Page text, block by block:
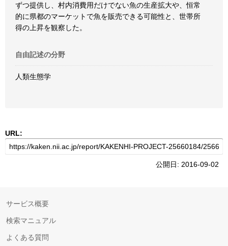
ずつ提供し、村内消費用だけでない魚の生産拡大や、恒常
的に県都のマーケットで魚を販売できる可能性と、世帯所
得の上昇を観察した。
自由記述の分野
人類生態学
URL:
公開日: 2016-09-02
サービス概要
検索マニュアル
よくある質問